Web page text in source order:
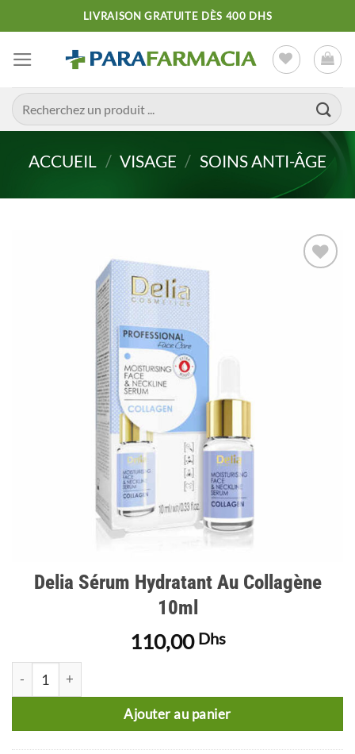
au
contenu
LIVRAISON GRATUITE DÈS 400 DHS
Recherche
pour :
ACCUEIL / VISAGE / SOINS ANTI-ÂGE
Delia Sérum Hydratant Au Collagène
10ml
110,00 Dhs
quantité de Delia Sérum Hydratant Au Collagène 10ml
Ajouter au panier